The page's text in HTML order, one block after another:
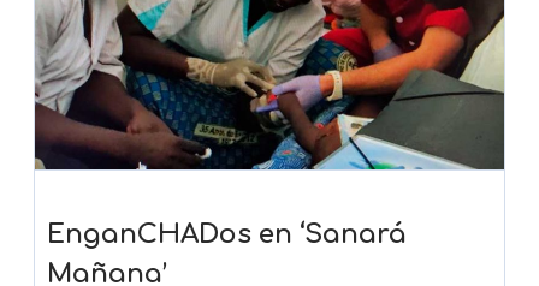
EnganCHADos en ‘Sanará
Mañana’